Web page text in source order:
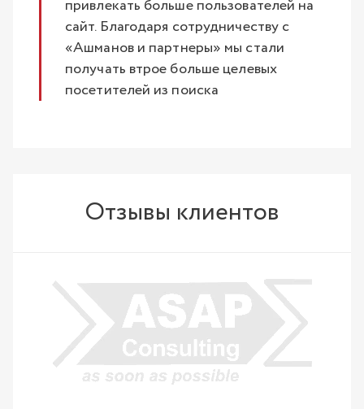
привлекать больше пользователей на
сайт. Благодаря сотрудничеству с
«Ашманов и партнеры» мы стали
получать втрое больше целевых
посетителей из поиска
Отзывы клиентов